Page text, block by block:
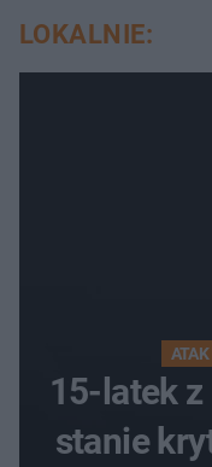
LOKALNIE:
15-latek z
stanie